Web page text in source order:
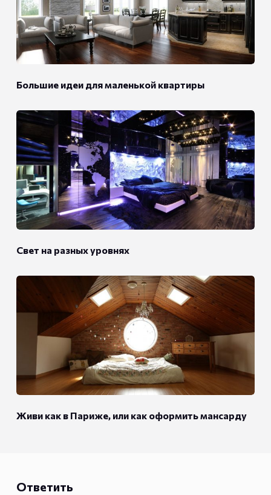
Большие идеи для маленькой квартиры
Свет на разных уровнях
Живи как в Париже, или как оформить мансарду
Ответить